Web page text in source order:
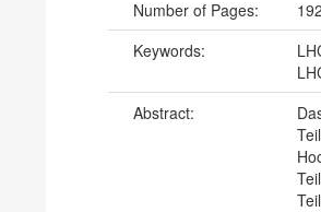
Number of Pages:
192
Keywords:
Abstract: